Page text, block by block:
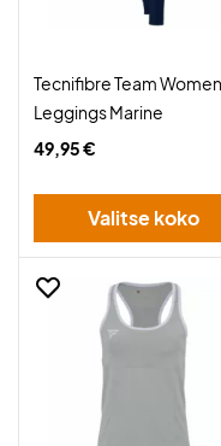
Tecnifibre Team Women
Leggings Marine
49,95 €
Valitse koko